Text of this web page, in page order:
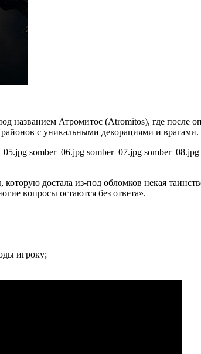
названием Атромитос (Atromitos), где после
с уникальными декорациями и врагами.
somber_06.jpg somber_07.jpg
достала из-под обломков некая
вопросы остаются без ответа».
игроку;